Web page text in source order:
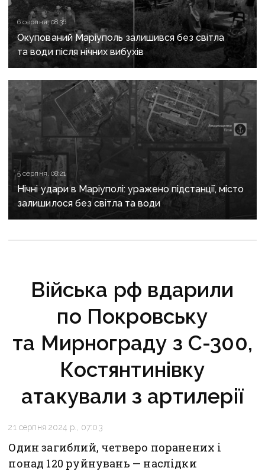
6 серпня, 08:36
Окупований Маріуполь залишився без світла
та води після нічних вибухів
5 серпня, 08:21
Нічні удари в Маріуполі: уражено підстанції, місто
залишилося без світла та води
Війська рф вдарили
по Покровську
та Мирнограду з С-300,
Костянтинівку
атакували з артилерії
21 серпня 2024 р., 07:03
Один загиблий, четверо поранених і
понад 120 руйнувань — наслідки